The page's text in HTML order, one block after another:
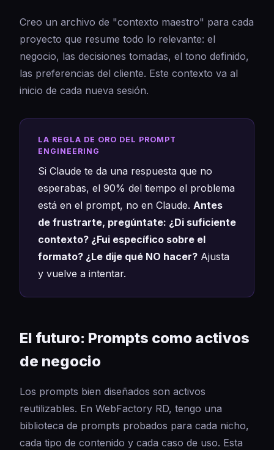
Creo un archivo de "contexto maestro" para cada
proyecto que resume todo lo relevante: el
negocio, las decisiones tomadas, el tono definido,
las preferencias del cliente. Este contexto va al
inicio de cada nueva sesión.
LA REGLA DE ORO DEL PROMPT
ENGINEERING
Si Claude te da una respuesta que no
esperabas, el 90% del tiempo el problema
está en el prompt, no en Claude. Antes
de frustrarte, pregúntate: ¿Di suficiente
contexto? ¿Fui específico sobre el
formato? ¿Le dije qué NO hacer?Ajusta
y vuelve a intentar.
El futuro: Prompts como activos
de negocio
Los prompts bien diseñados son activos
reutilizables. En WebFactory RD, tengo una
biblioteca de prompts probados para cada nicho,
cada tipo de contenido y cada caso de uso. Esta